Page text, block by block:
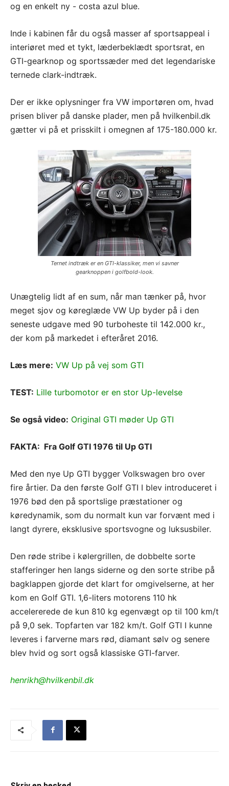
og en enkelt ny - costa azul blue.
Inde i kabinen får du også masser af sportsappeal i
interiøret med et tykt, læderbeklædt sportsrat, en
GTI-gearknop og sportssæder med det legendariske
ternede clark-indtræk.
Der er ikke oplysninger fra VW importøren om, hvad
prisen bliver på danske plader, men på hvilkenbil.dk
gætter vi på et prisskilt i omegnen af 175-180.000 kr.
Ternet indtræk er en GTI-klassiker, men vi savner
gearknoppen i golfbold-look.
Unægtelig lidt af en sum, når man tænker på, hvor
meget sjov og køreglæde VW Up byder på i den
seneste udgave med 90 turboheste til 142.000 kr.,
der kom på markedet i efteråret 2016.
Læs mere: VW Up på vej som GTI
TEST: Lille turbomotor er en stor Up-levelse
Se også video: Original GTI møder Up GTI
FAKTA: Fra Golf GTI 1976 til Up GTI
Med den nye Up GTI bygger Volkswagen bro over
fire årtier. Da den første Golf GTI I blev introduceret i
1976 bød den på sportslige præstationer og
køredynamik, som du normalt kun var forvænt med i
langt dyrere, eksklusive sportsvogne og luksusbiler.
Den røde stribe i kølergrillen, de dobbelte sorte
stafferinger hen langs siderne og den sorte stribe på
bagklappen gjorde det klart for omgivelserne, at her
kom en Golf GTI. 1,6-liters motorens 110 hk
accelererede de kun 810 kg egenvægt op til 100 km/t
på 9,0 sek. Topfarten var 182 km/t. Golf GTI I kunne
leveres i farverne mars rød, diamant sølv og senere
blev hvid og sort også klassiske GTI-farver.
henrikh@hvilkenbil.dk